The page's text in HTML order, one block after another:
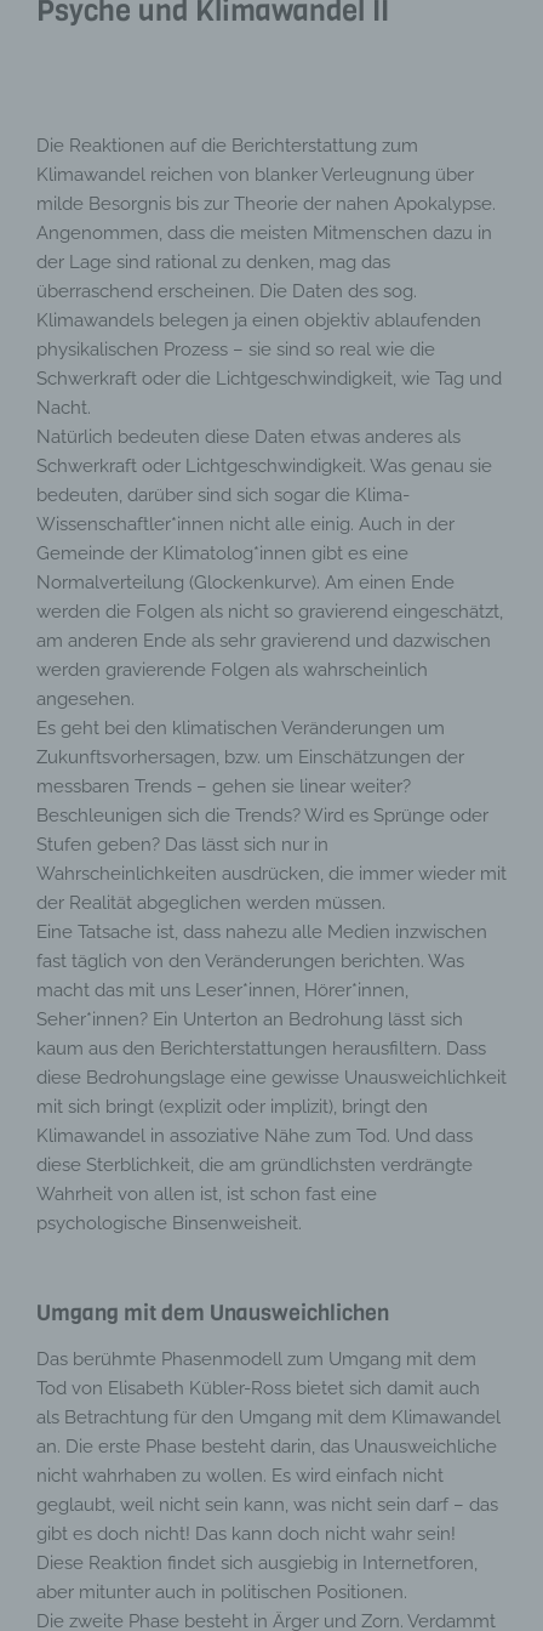
Psyche und Klimawandel II
Die Reaktionen auf die Berichterstattung zum
Klimawandel reichen von blanker Verleugnung über
milde Besorgnis bis zur Theorie der nahen Apokalypse.
Angenommen, dass die meisten Mitmenschen dazu in
der Lage sind rational zu denken, mag das
überraschend erscheinen. Die Daten des sog.
Klimawandels belegen ja einen objektiv ablaufenden
physikalischen Prozess – sie sind so real wie die
Schwerkraft oder die Lichtgeschwindigkeit, wie Tag und
Nacht.
Natürlich bedeuten diese Daten etwas anderes als
Schwerkraft oder Lichtgeschwindigkeit. Was genau sie
bedeuten, darüber sind sich sogar die Klima-
Wissenschaftler*innen nicht alle einig. Auch in der
Gemeinde der Klimatolog*innen gibt es eine
Normalverteilung (Glockenkurve). Am einen Ende
werden die Folgen als nicht so gravierend eingeschätzt,
am anderen Ende als sehr gravierend und dazwischen
werden gravierende Folgen als wahrscheinlich
angesehen.
Es geht bei den klimatischen Veränderungen um
Zukunftsvorhersagen, bzw. um Einschätzungen der
messbaren Trends – gehen sie linear weiter?
Beschleunigen sich die Trends? Wird es Sprünge oder
Stufen geben? Das lässt sich nur in
Wahrscheinlichkeiten ausdrücken, die immer wieder mit
der Realität abgeglichen werden müssen.
Eine Tatsache ist, dass nahezu alle Medien inzwischen
fast täglich von den Veränderungen berichten. Was
macht das mit uns Leser*innen, Hörer*innen,
Seher*innen? Ein Unterton an Bedrohung lässt sich
kaum aus den Berichterstattungen herausfiltern. Dass
diese Bedrohungslage eine gewisse Unausweichlichkeit
mit sich bringt (explizit oder implizit), bringt den
Klimawandel in assoziative Nähe zum Tod. Und dass
diese Sterblichkeit, die am gründlichsten verdrängte
Wahrheit von allen ist, ist schon fast eine
psychologische Binsenweisheit.
Umgang mit dem Unausweichlichen
Das berühmte Phasenmodell zum Umgang mit dem
Tod von Elisabeth Kübler-Ross bietet sich damit auch
als Betrachtung für den Umgang mit dem Klimawandel
an. Die erste Phase besteht darin, das Unausweichliche
nicht wahrhaben zu wollen. Es wird einfach nicht
geglaubt, weil nicht sein kann, was nicht sein darf – das
gibt es doch nicht! Das kann doch nicht wahr sein!
Diese Reaktion findet sich ausgiebig in Internetforen,
aber mitunter auch in politischen Positionen.
Die zweite Phase besteht in Ärger und Zorn. Verdammt